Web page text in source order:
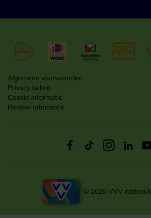
Algemene voorwaarden
Privacy beleid
Cookie informatie
Review informatie
© 2026 VVV